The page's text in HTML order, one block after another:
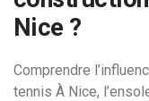
Nice ?
Comprendre
tennis À Nice,